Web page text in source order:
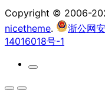
Copyright © 2006-
nicetheme. 浙公网
14016018号-1